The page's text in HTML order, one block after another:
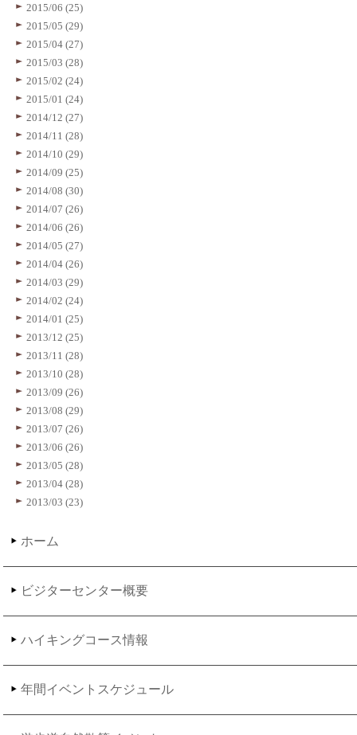
2015/06 (25)
2015/05 (29)
2015/04 (27)
2015/03 (28)
2015/02 (24)
2015/01 (24)
2014/12 (27)
2014/11 (28)
2014/10 (29)
2014/09 (25)
2014/08 (30)
2014/07 (26)
2014/06 (26)
2014/05 (27)
2014/04 (26)
2014/03 (29)
2014/02 (24)
2014/01 (25)
2013/12 (25)
2013/11 (28)
2013/10 (28)
2013/09 (26)
2013/08 (29)
2013/07 (26)
2013/06 (26)
2013/05 (28)
2013/04 (28)
2013/03 (23)
ホーム
ビジターセンター概要
ハイキングコース情報
年間イベントスケジュール